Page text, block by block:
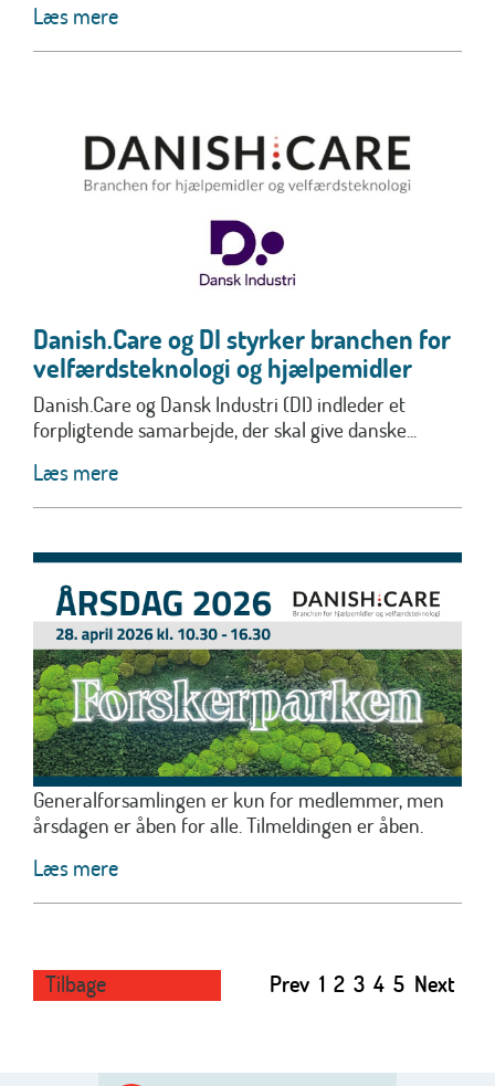
Læs mere
Danish.Care og DI styrker branchen for
velfærdsteknologi og hjælpemidler
Danish.Care og Dansk Industri (DI) indleder et
forpligtende samarbejde, der skal give danske...
Læs mere
Generalforsamlingen er kun for medlemmer, men
årsdagen er åben for alle. Tilmeldingen er åben.
Læs mere
Tilbage Prev 1 2 3 4 5 Next